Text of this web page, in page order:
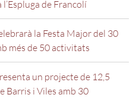
de Francolí
la Festa Major del 30
més de 50 activitats
un projecte de 12,5
Barris i Viles amb 30